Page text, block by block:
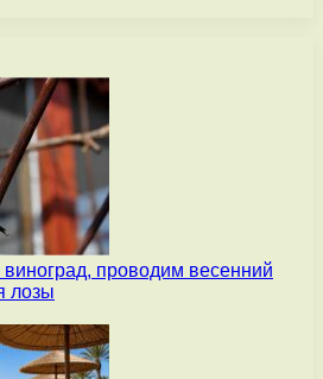
проводим весенний
лозы